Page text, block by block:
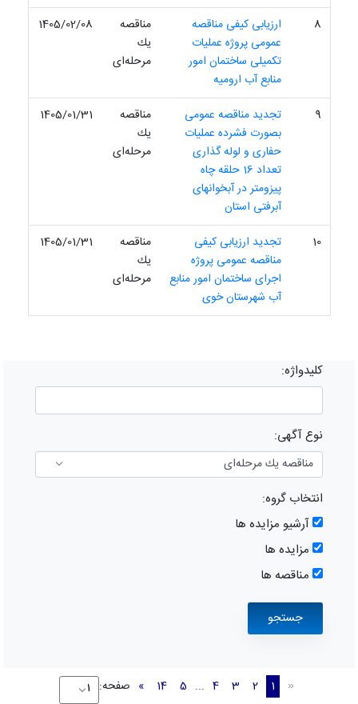
8
ارزیابی کیفی مناقصه
عمومی پروژه عملیات
تکمیلی ساختمان امور
منابع آب ارومیه
مناقصه
یك
مرحله‌ای
1405/02/08
9
تجدید مناقصه عمومی
بصورت فشرده عملیات
حفاری و لوله گذاری
تعداد 16 حلقه چاه
پیزومتر در آبخوانهای
آبرفتی استان
مناقصه
یك
مرحله‌ای
1405/01/31
10
تجدید ارزیابی کیفی
مناقصه عمومی پروژه
اجرای ساختمان امور منابع
آب شهرستان خوی
مناقصه
یك
مرحله‌ای
1405/01/31
کلیدواژه:
نوع آگهی:
انتخاب گروه:
آرشیو مزایده ها
مزایده ها
مناقصه ها
«
1
2
3
4
...
5
14
» صفحه: